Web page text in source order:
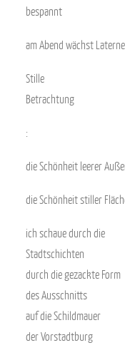
bespannt
am Abend wächst
Stille
Betrachtung
:
die Schönheit leerer
die Schönheit stiller
ich schaue durch die
Stadtschichten
durch die gezackte Form
des Ausschnitts
auf die Schildmauer
der Vorstadtburg